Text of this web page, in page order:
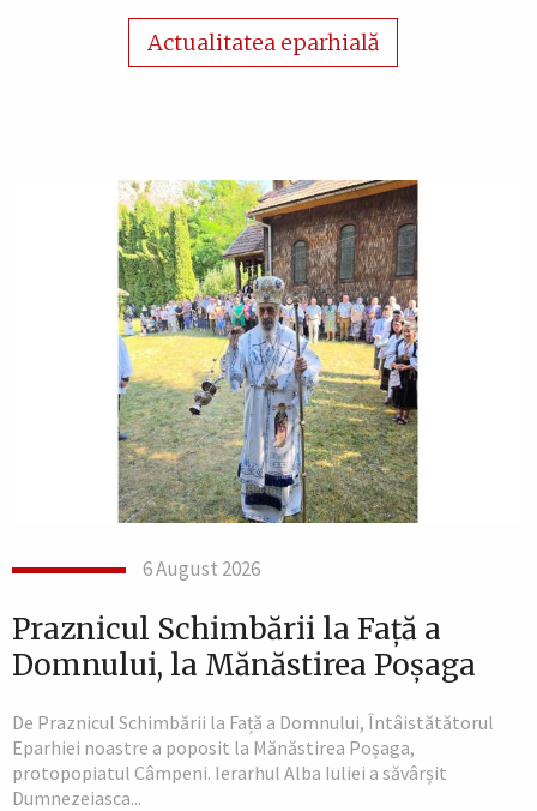
Actualitatea eparhială
6 August 2026
Praznicul Schimbării la Față a
Domnului, la Mănăstirea Poșaga
De Praznicul Schimbării la Față a Domnului, Întâistătătorul
Eparhiei noastre a poposit la Mănăstirea Poșaga,
protopopiatul Câmpeni. Ierarhul Alba Iuliei a săvârșit
Dumnezeiasca...